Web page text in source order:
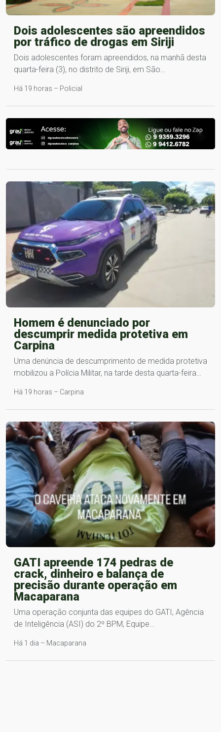
Dois adolescentes são apreendidos
por tráfico de drogas em Siriji
Dois adolescentes foram apreendidos, na manhã desta
quarta-feira (3), no distrito de Siriji, em São…
Há 19 horas – Policial
Homem é denunciado por
descumprir medida protetiva em
Carpina
Uma denúncia de descumprimento de medida protetiva
mobilizou a Polícia Militar, na tarde desta quarta-feira…
Há 19 horas – Carpina
GATI apreende 174 pedras de
crack, dinheiro e balança de
precisão durante operação em
Macaparana
Uma operação conjunta das equipes do GATI, Agência
de Inteligência (ASI) do 2º BPM, Equipe…
Há 1 dia – Macaparana